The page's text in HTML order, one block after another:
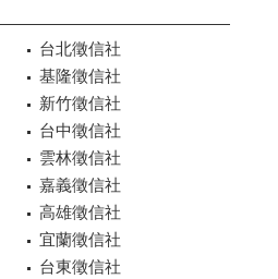
台北徵信社
基隆徵信社
新竹徵信社
台中徵信社
雲林徵信社
嘉義徵信社
高雄徵信社
宜蘭徵信社
台東徵信社